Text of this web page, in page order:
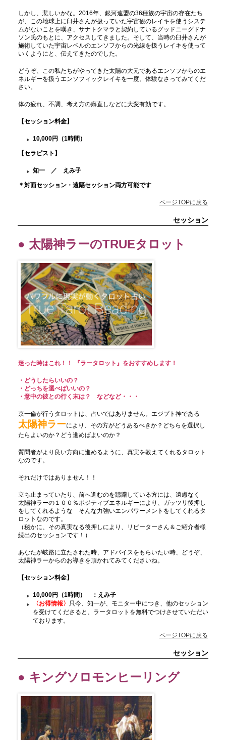
しかし、悲しいかな。2016年、銀河連盟の36種族の宇宙の存在たち
が、この地球上に臼井さんが扱っていた宇宙観のレイキを使うシステ
ムがないことを嘆き、サナトクマラと契約しているグッドニーグドナ
ソン氏のもとに、アクセスしてきました。そして、当時の臼井さんが
施術していた宇宙レベルのエンソフからの光線を扱うレイキを使って
いくようにと、伝えてきたのでした。
どうぞ、この私たちがやってきた太陽の大元であるエンソフからのエ
ネルギーを扱うエンソフィックレイキを一度、体験なさってみてくだ
さい。
体の疲れ、不調、考え方の癖直しなどに大変有効です。
【セッション料金】
10,000円（1時間）
【セラピスト】
知一 ／ えみ子
＊対面セッション・遠隔セッション両方可能です
ページTOPに戻る
セッション
● 太陽神ラーのTRUEタロット
迷った時はこれ！！ 『ラータロット』をおすすめします！
・どうしたらいいの？
・どっちを選べばいいの？
・意中の彼との行く末は？ などなど・・・
京一倫が行うタロットは、占いではありません。エジプト神である
太陽神ラーにより、その方がどうあるべきか？どちらを選択し
たらよいのか？どう進めばよいのか？
質問者がより良い方向に進めるように、真実を教えてくれるタロット
なのです。
それだけではありません！！
立ち止まっていたり、前へ進むのを躊躇している方には、遠慮なく
太陽神ラーの１００％ポジティブエネルギーにより、ガッツリ後押し
をしてくれるような そんな力強いエンパワーメントをしてくれるタ
ロットなのです。
（秘かに、その真実なる後押しにより、リピーターさん＆ご紹介者様
続出のセッションです！）
あなたが岐路に立たされた時、アドバイスをもらいたい時、どうぞ、
太陽神ラーからのお導きを頂かれてみてくださいね。
【セッション料金】
10,000円（1時間） ：えみ子
〈お得情報〉
只今、知一が、モニター中につき、他のセッション
を受けてくださると、ラータロットを無料でつけさせていただい
ております。
ページTOPに戻る
セッション
● キングソロモンヒーリング